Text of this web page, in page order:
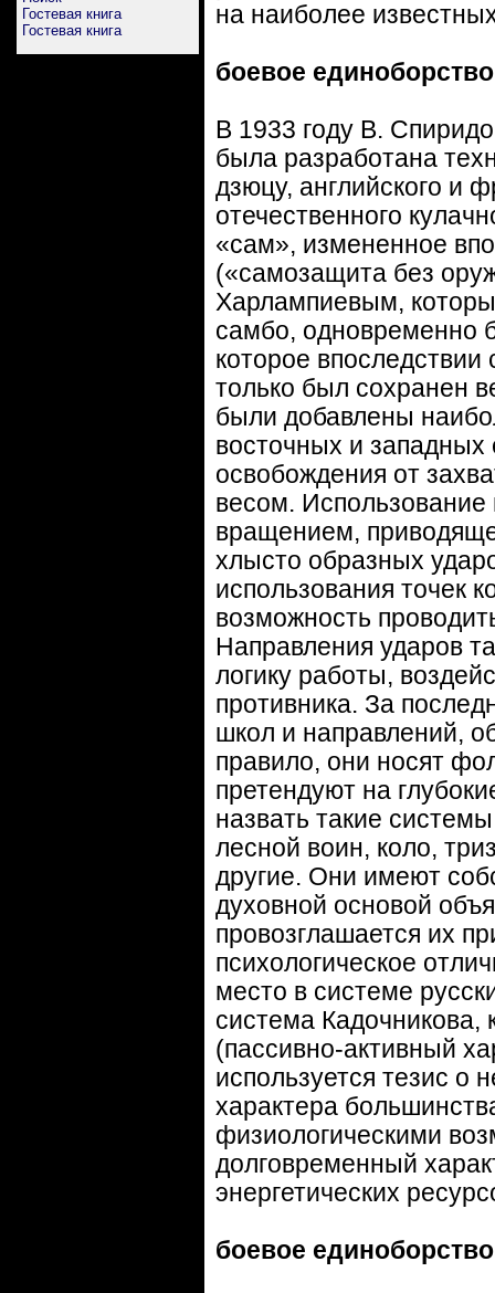
Гостевая книга
Гостевая книга
на наиболее
боевое
В 1933 году В.
была разработана
дзюцу, английского и
отечественного
«сам», измененное
(«самозащита без
Харлампиевым,
самбо, одновременно
которое
только был сохранен
были добавлены
восточных и западных
освобождения от
весом. Использование
вращением,
хлысто образных
использования точек
возможность
Направления ударов
логику работы,
противника. За
школ и направлений,
правило, они носят
претендуют на
назвать такие
лесной воин, коло,
другие. Они имеют
духовной основой
провозглашается их
психологическое
место в системе
система Кадочникова,
(пассивно-активный
используется тезис о
характера
физиологическими
долговременный
энергетических
боевое